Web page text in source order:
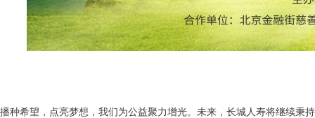
播种希望，点亮梦想，我们为公益聚力增光。 未来，长城人寿将继续秉